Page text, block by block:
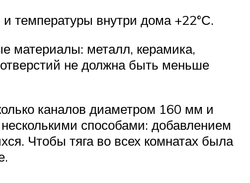
температуры внутри дома +22°С.
материалы: металл, керамика,
не должна быть меньше
каналов диаметром 160 мм и
способами: добавлением
Чтобы тяга во всех комнатах была